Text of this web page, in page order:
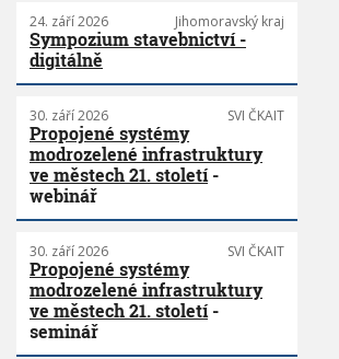
24. září 2026 Jihomoravský kraj
Sympozium stavebnictví -
digitálně
30. září 2026 SVI ČKAIT
Propojené systémy
modrozelené infrastruktury
ve městech 21. století-
webinář
30. září 2026 SVI ČKAIT
Propojené systémy
modrozelené infrastruktury
ve městech 21. století-
seminář